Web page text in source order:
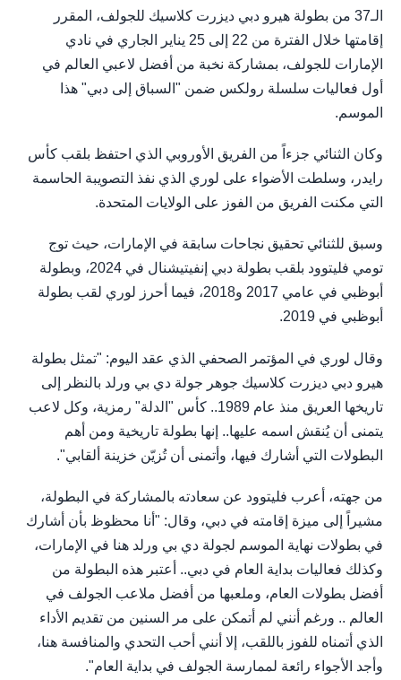
الـ37 من بطولة هيرو دبي ديزرت كلاسيك للجولف، المقرر
إقامتها خلال الفترة من 22 إلى 25 يناير الجاري في نادي
الإمارات للجولف، بمشاركة نخبة من أفضل لاعبي العالم في
أول فعاليات سلسلة رولكس ضمن "السباق إلى دبي" هذا
الموسم.
وكان الثنائي جزءاً من الفريق الأوروبي الذي احتفظ بلقب كأس
رايدر، وسلطت الأضواء على لوري الذي نفذ التصويبة الحاسمة
التي مكنت الفريق من الفوز على الولايات المتحدة.
وسبق للثنائي تحقيق نجاحات سابقة في الإمارات، حيث توج
تومي فليتوود بلقب بطولة دبي إنفيتيشنال في 2024، وبطولة
أبوظبي في عامي 2017 و2018، فيما أحرز لوري لقب بطولة
أبوظبي في 2019.
وقال لوري في المؤتمر الصحفي الذي عقد اليوم: "تمثل بطولة
هيرو دبي ديزرت كلاسيك جوهر جولة دي بي ورلد بالنظر إلى
تاريخها العريق منذ عام 1989.. كأس "الدلة" رمزية، وكل لاعب
يتمنى أن يُنقش اسمه عليها.. إنها بطولة تاريخية ومن أهم
البطولات التي أشارك فيها، وأتمنى أن تُزيّن خزينة ألقابي".
من جهته، أعرب فليتوود عن سعادته بالمشاركة في البطولة،
مشيراً إلى ميزة إقامته في دبي، وقال: "أنا محظوظ بأن أشارك
في بطولات نهاية الموسم لجولة دي بي ورلد هنا في الإمارات،
وكذلك فعاليات بداية العام في دبي.. أعتبر هذه البطولة من
أفضل بطولات العام، وملعبها من أفضل ملاعب الجولف في
العالم .. ورغم أنني لم أتمكن على مر السنين من تقديم الأداء
الذي أتمناه للفوز باللقب، إلا أنني أحب التحدي والمنافسة هنا،
وأجد الأجواء رائعة لممارسة الجولف في بداية العام".